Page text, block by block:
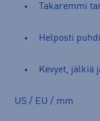
Takaremmi
Helposti
Kevyet, jälkiä
US / EU / mm